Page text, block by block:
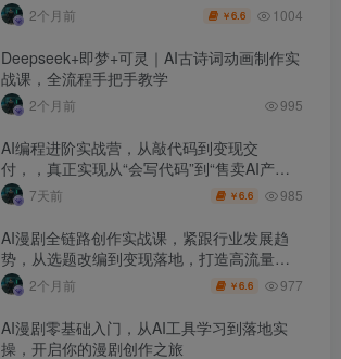
2个月前 ￥6.6 1004
Deepseek+即梦+可灵｜AI古诗词动画制作实
战课，全流程手把手教学
2个月前 995
AI编程进阶实战营，从敲代码到变现交
付，，真正实现从“会写代码”到“售卖AI产品
盈利”的跨越
7天前 ￥6.6 985
AI漫剧全链路创作实战课，紧跟行业发展趋
势，从选题改编到变现落地，打造高流量优
质作品2个月前 ￥6.6 977
AI漫剧零基础入门，从AI工具学习到落地实
操，开启你的漫剧创作之旅